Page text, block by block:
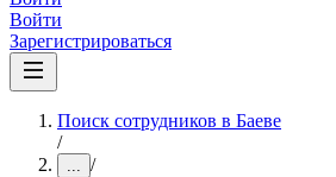
Войти
Зарегистрироваться
Поиск сотрудников в Баеве
/
... /